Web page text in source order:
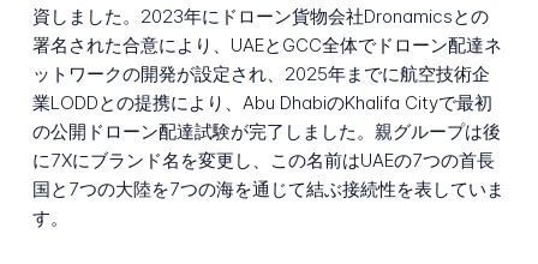
資しました。2023年にドローン貨物会社Dronamicsとの
署名された合意により、UAEとGCC全体でドローン配達ネ
ットワークの開発が設定され、2025年までに航空技術企
業LODDとの提携により、Abu DhabiのKhalifa Cityで最初
の公開ドローン配達試験が完了しました。親グループは後
に7Xにブランド名を変更し、この名前はUAEの7つの首長
国と7つの大陸を7つの海を通じて結ぶ接続性を表していま
す。